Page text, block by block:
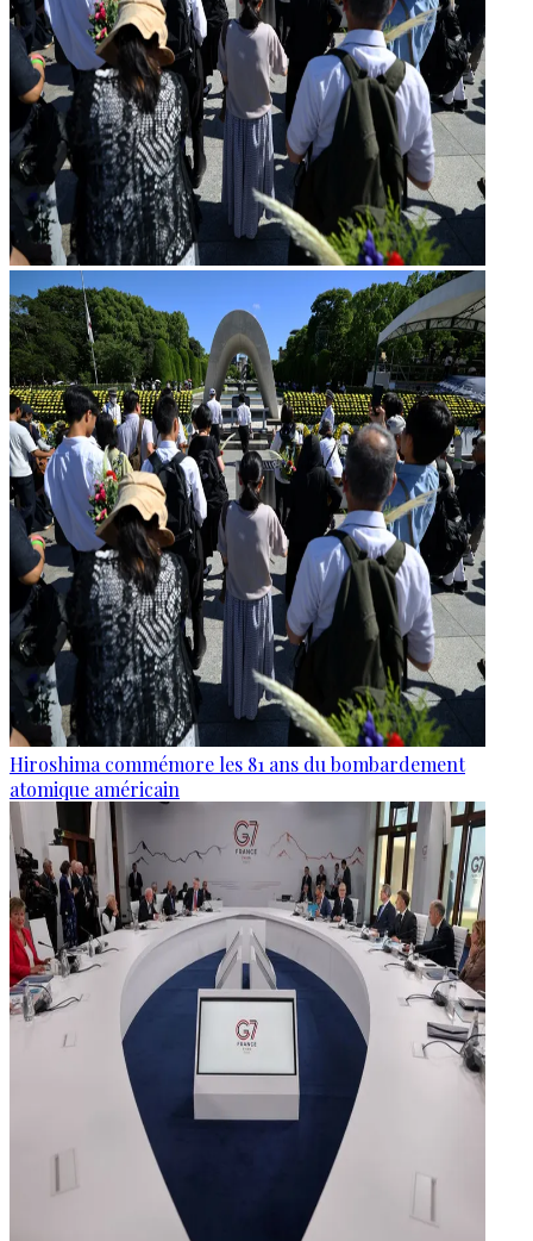
Hiroshima commémore les 81 ans du bombardement
atomique américain